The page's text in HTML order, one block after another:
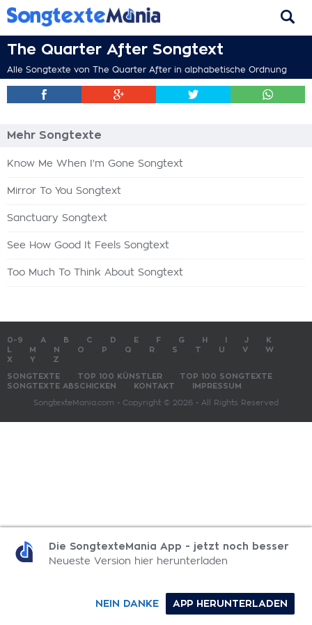
The Quarter After Songtext
Alle Songtexte von The Quarter After in alphabetische Ordnung
Mehr Songtexte
Know Me When I'm Gone Songtext
Mirror To You Songtext
Sanctuary Songtext
See How Good It Feels Songtext
Too Much To Think About Songtext
0-9 A B C D E F G H J
K
M N O P Q R S T U V
W
X
Y Z
SONGTEXTE TOP 100 KÜNSTLER
TOP 100 SONGTEXTE
SONGTEXTE ABSCHICKEN
KONTAKT IMPRESSUM
SongtexteMania.com - Copyright © 2026 - All Rights Reserved
Die SongtexteMania App - jetzt noch besser
Neueste Version hier herunterladen
APP HERUNTERLADEN
NEIN DANKE